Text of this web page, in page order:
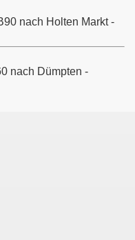
nach Holten Markt -
nach Dümpten -